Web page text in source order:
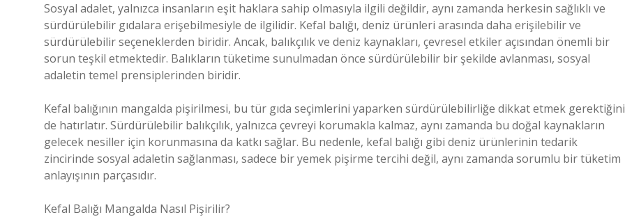
Sosyal adalet, yalnızca insanların eşit haklara sahip olmasıyla ilgili değildir, aynı zamanda herkesin sağlıklı ve
sürdürülebilir gıdalara erişebilmesiyle de ilgilidir. Kefal balığı, deniz ürünleri arasında daha erişilebilir ve
sürdürülebilir seçeneklerden biridir. Ancak, balıkçılık ve deniz kaynakları, çevresel etkiler açısından önemli bir
sorun teşkil etmektedir. Balıkların tüketime sunulmadan önce sürdürülebilir bir şekilde avlanması, sosyal
adaletin temel prensiplerinden biridir.
Kefal balığının mangalda pişirilmesi, bu tür gıda seçimlerini yaparken sürdürülebilirliğe dikkat etmek gerektiğini
de hatırlatır. Sürdürülebilir balıkçılık, yalnızca çevreyi korumakla kalmaz, aynı zamanda bu doğal kaynakların
gelecek nesiller için korunmasına da katkı sağlar. Bu nedenle, kefal balığı gibi deniz ürünlerinin tedarik
zincirinde sosyal adaletin sağlanması, sadece bir yemek pişirme tercihi değil, aynı zamanda sorumlu bir tüketim
anlayışının parçasıdır.
Kefal Balığı Mangalda Nasıl Pişirilir?